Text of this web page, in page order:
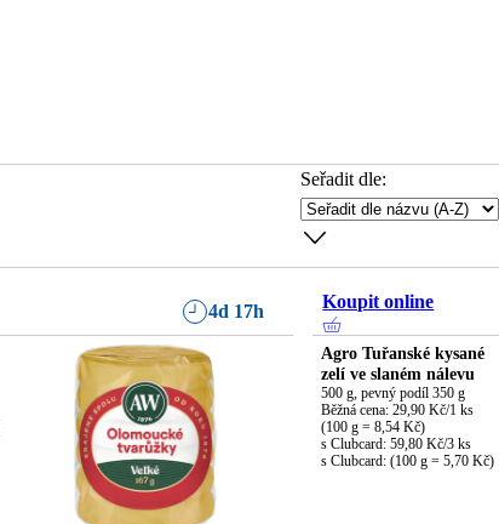
Seřadit dle:
4d 17h Koupit online
Agro Tuřanské kysané
zelí ve slaném nálevu
500 g, pevný podíl 350 g
Běžná cena: 29,90 Kč/1 ks
(100 g = 8,54 Kč)
s Clubcard: 59,80 Kč/3 ks
s Clubcard: (100 g = 5,70 Kč)